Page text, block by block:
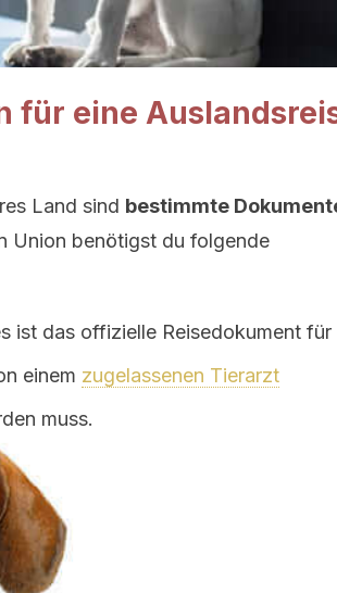
für eine
Land sind bestimmte
Union benötigst du folgende
ist das offizielle Reisedokument für
einem zugelassenen Tierarzt
muss.